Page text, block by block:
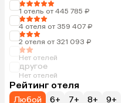
1 отель от 445 785 ₽
4 отеля от 359 407 ₽
2 отеля от 321 093 ₽
Нет отелей
другое
Нет отелей
Рейтинг отеля
Любой 6+ 7+ 8+ 9+